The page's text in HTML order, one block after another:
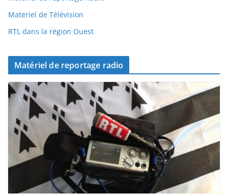
Materiel de Télévision
RTL dans la région Ouest
Matériel de reportage radio